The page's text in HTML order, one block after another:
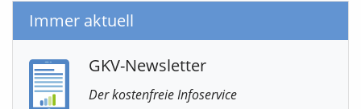
Immer aktuell
GKV-Newsletter
Der kostenfreie Infoservice